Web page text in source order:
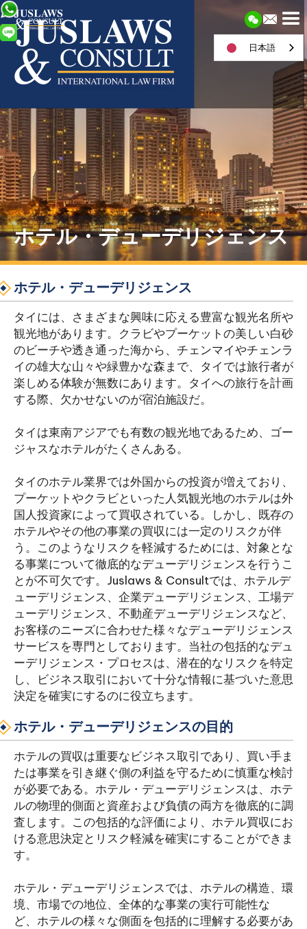
ホテル・デューデリジェンス
ホテル・デューデリジェンス
タイには、さまざまな興味に応える豊富な観光名所や
観光地があります。クラビやプーケットの美しい白砂
のビーチや透き通った海から、チェンマイやチェンラ
イの雄大な山々や緑豊かな森まで、タイでは旅行者が
楽しめる体験が無数にあります。タイへの旅行を計画
する際、欠かせないのが宿泊施設だ。
タイは東南アジアでも有数の観光地であるため、ゴー
ジャスなホテルがたくさんある。
タイのホテル業界では外国からの投資が増えており、
プーケットやクラビといった人気観光地のホテルは外
国人投資家によって買収されている。しかし、既存の
ホテルやその他の事業の買収には一定のリスクが伴
う。このようなリスクを軽減するためには、対象とな
る事業について徹底的なデューデリジェンスを行うこ
とが不可欠です。Juslaws & Consultでは、ホテルデ
ューデリジェンス、企業デューデリジェンス、工場デ
ューデリジェンス、不動産デューデリジェンスなど、
お客様のニーズに合わせた様々なデューデリジェンス
サービスを専門としております。当社の包括的なデュ
ーデリジェンス・プロセスは、潜在的なリスクを特定
し、ビジネス取引において十分な情報に基づいた意思
決定を確実にするのに役立ちます。
ホテル・デューデリジェンスの目的
ホテルの買収は重要なビジネス取引であり、買い手ま
たは事業を引き継ぐ側の利益を守るために慎重な検討
が必要である。ホテル・デューデリジェンスは、ホテ
ルの物理的側面と資産および負債の両方を徹底的に調
査します。この包括的な評価により、ホテル買収にお
ける意思決定とリスク軽減を確実にすることができま
す。
ホテル・デューデリジェンスでは、ホテルの構造、環
境、市場での地位、全体的な事業の実行可能性な
ど、ホテルの様々な側面を包括的に理解する必要があ
日本語